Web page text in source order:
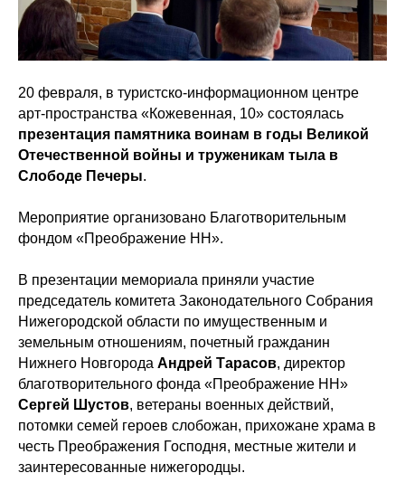
20 февраля, в туристско-информационном центре
арт-пространства «Кожевенная, 10» состоялась
презентация памятника воинам в годы Великой
Отечественной войны и труженикам тыла в
Слободе Печеры.
Мероприятие организовано Благотворительным
фондом «Преображение НН».
В презентации мемориала приняли участие
председатель комитета Законодательного Собрания
Нижегородской области по имущественным и
земельным отношениям, почетный гражданин
Нижнего Новгорода Андрей Тарасов, директор
благотворительного фонда «Преображение НН»
Сергей Шустов, ветераны военных действий,
потомки семей героев слобожан, прихожане храма в
честь Преображения Господня, местные жители и
заинтересованные нижегородцы.